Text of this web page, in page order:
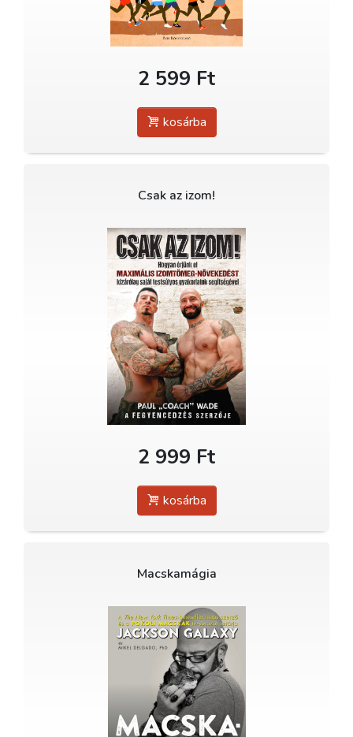
2 599 Ft
kosárba
Csak az izom!
2 999 Ft
kosárba
Macskamágia